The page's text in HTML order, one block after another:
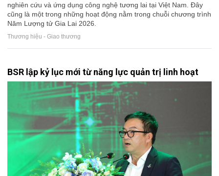
nghiên cứu và ứng dụng công nghệ tương lai tại Việt Nam. Đây
cũng là một trong những hoạt động nằm trong chuỗi chương trình
Năm Lượng tử Gia Lai 2026.
Thương hiệu - Giao thương
BSR lập kỷ lục mới từ năng lực quản trị linh hoạt